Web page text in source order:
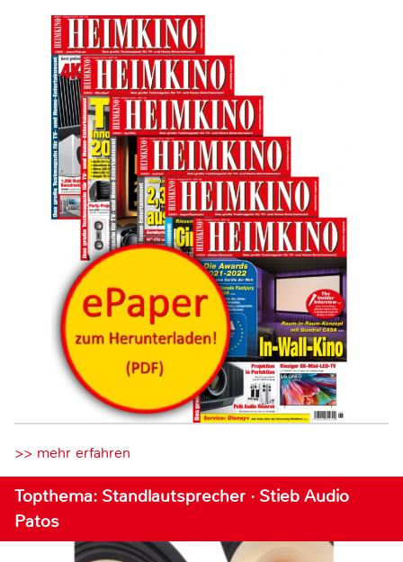
>> mehr erfahren
Topthema: Standlautsprecher · Stieb Audio
Patos